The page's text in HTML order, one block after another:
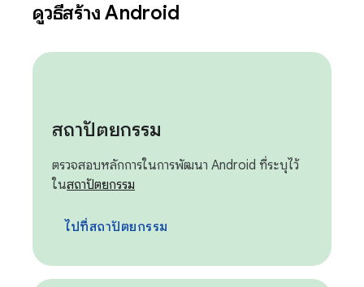
ดูวิธีสร้าง Android
สถาปัตยกรรม
ตรวจสอบหลักการในการพัฒนา Android ที่ระบุไว้
ในสถาปัตยกรรม
ไปที่สถาปัตยกรรม